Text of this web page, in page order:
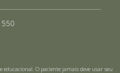
550
O paciente jamais deve usar seu